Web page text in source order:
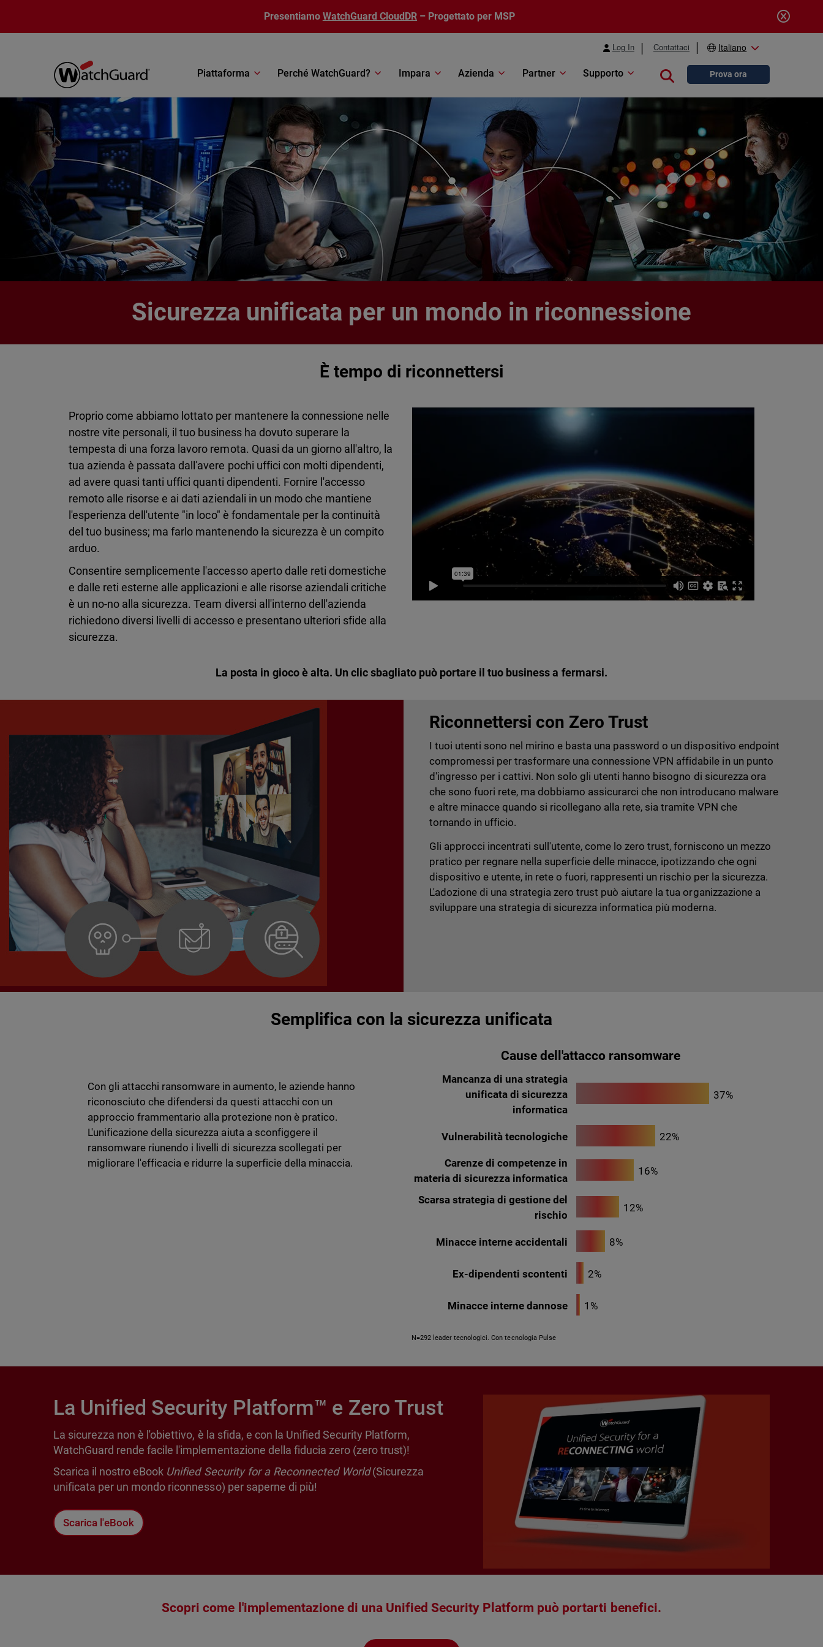
Presentiamo WatchGuard CloudDR – Progettato per MSP
Log In Contattaci Italiano
Piattaforma Perché WatchGuard? Impara Azienda Partner Supporto Close searchProva ora
Sicurezza unificata per un mondo in riconnessione
È tempo di riconnettersi
Proprio come abbiamo lottato per mantenere la connessione nelle
nostre vite personali, il tuo business ha dovuto superare la
tempesta di una forza lavoro remota. Quasi da un giorno all'altro, la
tua azienda è passata dall'avere pochi uffici con molti dipendenti,
ad avere quasi tanti uffici quanti dipendenti. Fornire l'accesso
remoto alle risorse e ai dati aziendali in un modo che mantiene
l'esperienza dell'utente "in loco" è fondamentale per la continuità
del tuo business; ma farlo mantenendo la sicurezza è un compito
arduo.
Consentire semplicemente l'accesso aperto dalle reti domestiche
e dalle reti esterne alle applicazioni e alle risorse aziendali critiche
è un no-no alla sicurezza. Team diversi all'interno dell'azienda
richiedono diversi livelli di accesso e presentano ulteriori sfide alla
sicurezza.
La posta in gioco è alta. Un clic sbagliato può portare il tuo business a fermarsi.
Riconnettersi con Zero Trust
I tuoi utenti sono nel mirino e basta una password o un dispositivo endpoint
compromessi per trasformare una connessione VPN affidabile in un punto
d'ingresso per i cattivi. Non solo gli utenti hanno bisogno di sicurezza ora
che sono fuori rete, ma dobbiamo assicurarci che non introducano malware
e altre minacce quando si ricollegano alla rete, sia tramite VPN che
tornando in ufficio.
Gli approcci incentrati sull'utente, come lo zero trust, forniscono un mezzo
pratico per regnare nella superficie delle minacce, ipotizzando che ogni
dispositivo e utente, in rete o fuori, rappresenti un rischio per la sicurezza.
L'adozione di una strategia zero trust può aiutare la tua organizzazione a
sviluppare una strategia di sicurezza informatica più moderna.
Semplifica con la sicurezza unificata
Con gli attacchi ransomware in aumento, le aziende hanno
riconosciuto che difendersi da questi attacchi con un
approccio frammentario alla protezione non è pratico.
L'unificazione della sicurezza aiuta a sconfiggere il
ransomware riunendo i livelli di sicurezza scollegati per
migliorare l'efficacia e ridurre la superficie della minaccia.
Cause dell'attacco ransomware
Mancanza di una strategia
unificata di sicurezza
informatica
37%
Vulnerabilità tecnologiche 22%
Carenze di competenze in
materia di sicurezza informatica
16%
Scarsa strategia di gestione del
rischio
12%
Minacce interne accidentali 8%
Ex-dipendenti scontenti 2%
Minacce interne dannose 1%
N=292 leader tecnologici. Con tecnologia Pulse
La Unified Security Platform™ e Zero Trust
La sicurezza non è l'obiettivo, è la sfida, e con la Unified Security Platform,
WatchGuard rende facile l'implementazione della fiducia zero (zero trust)!
Scarica il nostro eBook Unified Security for a Reconnected World(Sicurezza
unificata per un mondo riconnesso) per saperne di più!
Scarica l'eBook
Scopri come l'implementazione di una Unified Security Platform può portarti benefici.